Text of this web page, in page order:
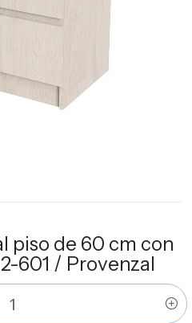
piso de 60 cm con
601 / Provenzal